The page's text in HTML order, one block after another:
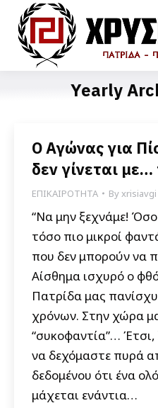
Yearly
Ο Αγώνας για
δεν γίνεται
ΕΠΙΚΑΙΡΟΤΗΤΑ Byxrisiavgi
“Να μην ξεχνάμε!
τόσο πιο μικροί
που δεν μπορούν να
Αίσθημα ισχυρό ο
Πατρίδα μας
χρόνων. Στην χώρα
“συκοφαντία”…
να δεχόμαστε πυρά
δεδομένου ότι ένα
μάχεται ενάντια…